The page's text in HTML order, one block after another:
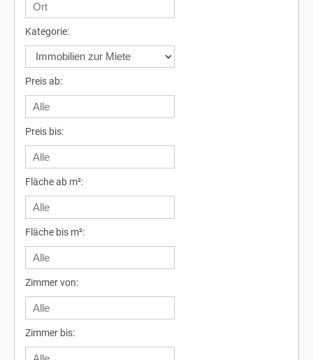
Kategorie:
Preis ab:
Preis bis:
Fläche ab m²:
Fläche bis m²:
Zimmer von:
Zimmer bis: